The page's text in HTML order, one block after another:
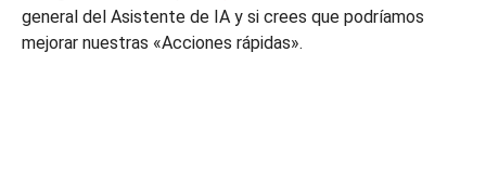
general del Asistente de IA y si crees que podríamos
mejorar nuestras «Acciones rápidas».